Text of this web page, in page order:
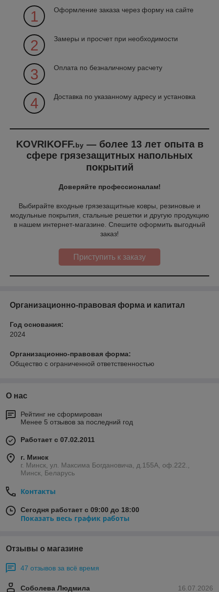
1 Оформление заказа через форму на сайте
2 Замеры и просчет при необходимости
3 Оплата по безналичному расчету
4 Доставка по указанному адресу и установка
KOVRIKOFF.by— более 13 лет опыта в
сфере грязезащитных напольных
покрытий
Доверяйте профессионалам!
Выбирайте входные грязезащитные ковры, резиновые и
модульные покрытия, стальные решетки и другую продукцию
в нашем интернет-магазине. Спешите оформить выгодный
заказ!
Приступить к заказу
Организационно-правовая форма и капитал
Год основания:
2024
Организационно-правовая форма:
Общество с ограниченной ответственностью
О нас
Рейтинг не сформирован
Менее 5 отзывов за последний год
Работает с 07.02.2011
г. Минск
г. Минск, ул. Максима Богдановича, д.155А, оф.222.,
Минск, Беларусь
Контакты
Сегодня работает с 09:00 до 18:00
Показать весь график работы
Отзывы о магазине
47 отзывов за всё время
16.07.2026
Соболева Людмила